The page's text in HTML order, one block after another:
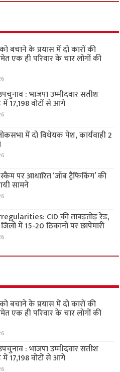
बचाने के प्रयास में दो कारों की
एक ही परिवार के चार लोगों की
: भाजपा उम्मीदवार सतीश
में 17,198 वोटों से आगे
में दो विधेयक पेश, कार्यवाही 2
पर आधारित ‘जॉब ट्रैफिकिंग’ की
सामने
CID की ताबड़तोड़ रेड,
में 15-20 ठिकानों पर छापेमारी
बचाने के प्रयास में दो कारों की
एक ही परिवार के चार लोगों की
: भाजपा उम्मीदवार सतीश
में 17,198 वोटों से आगे